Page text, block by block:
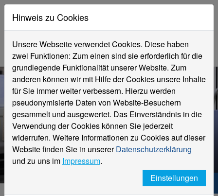
Prof. Dr. Marcus Weber
Hochschule Niederrhein. Dein Weg.
Hinweis zu Cookies
Unsere Webseite verwendet Cookies. Diese haben
zwei Funktionen: Zum einen sind sie erforderlich für die
grundlegende Funktionalität unserer Website. Zum
anderen können wir mit Hilfe der Cookies unsere Inhalte
für Sie immer weiter verbessern. Hierzu werden
pseudonymisierte Daten von Website-Besuchern
gesammelt und ausgewertet. Das Einverständnis in die
Verwendung der Cookies können Sie jederzeit
widerrufen. Weitere Informationen zu Cookies auf dieser
Website finden Sie in unsererDatenschutzerklärung
und zu uns im Impressum.
Einstellungen